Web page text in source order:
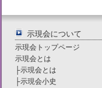
示現会について
示現会トップページ
示現会とは
├示現会とは
├示現会小史